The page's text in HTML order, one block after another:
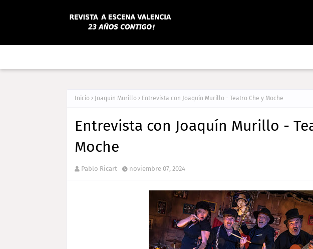
Inicio Joaquín Murillo Entrevista con Joaquín Murillo - Teatro Che y Moche
Entrevista con Joaquín Murillo -
Moche
Pablo Ricart noviembre 07, 2024